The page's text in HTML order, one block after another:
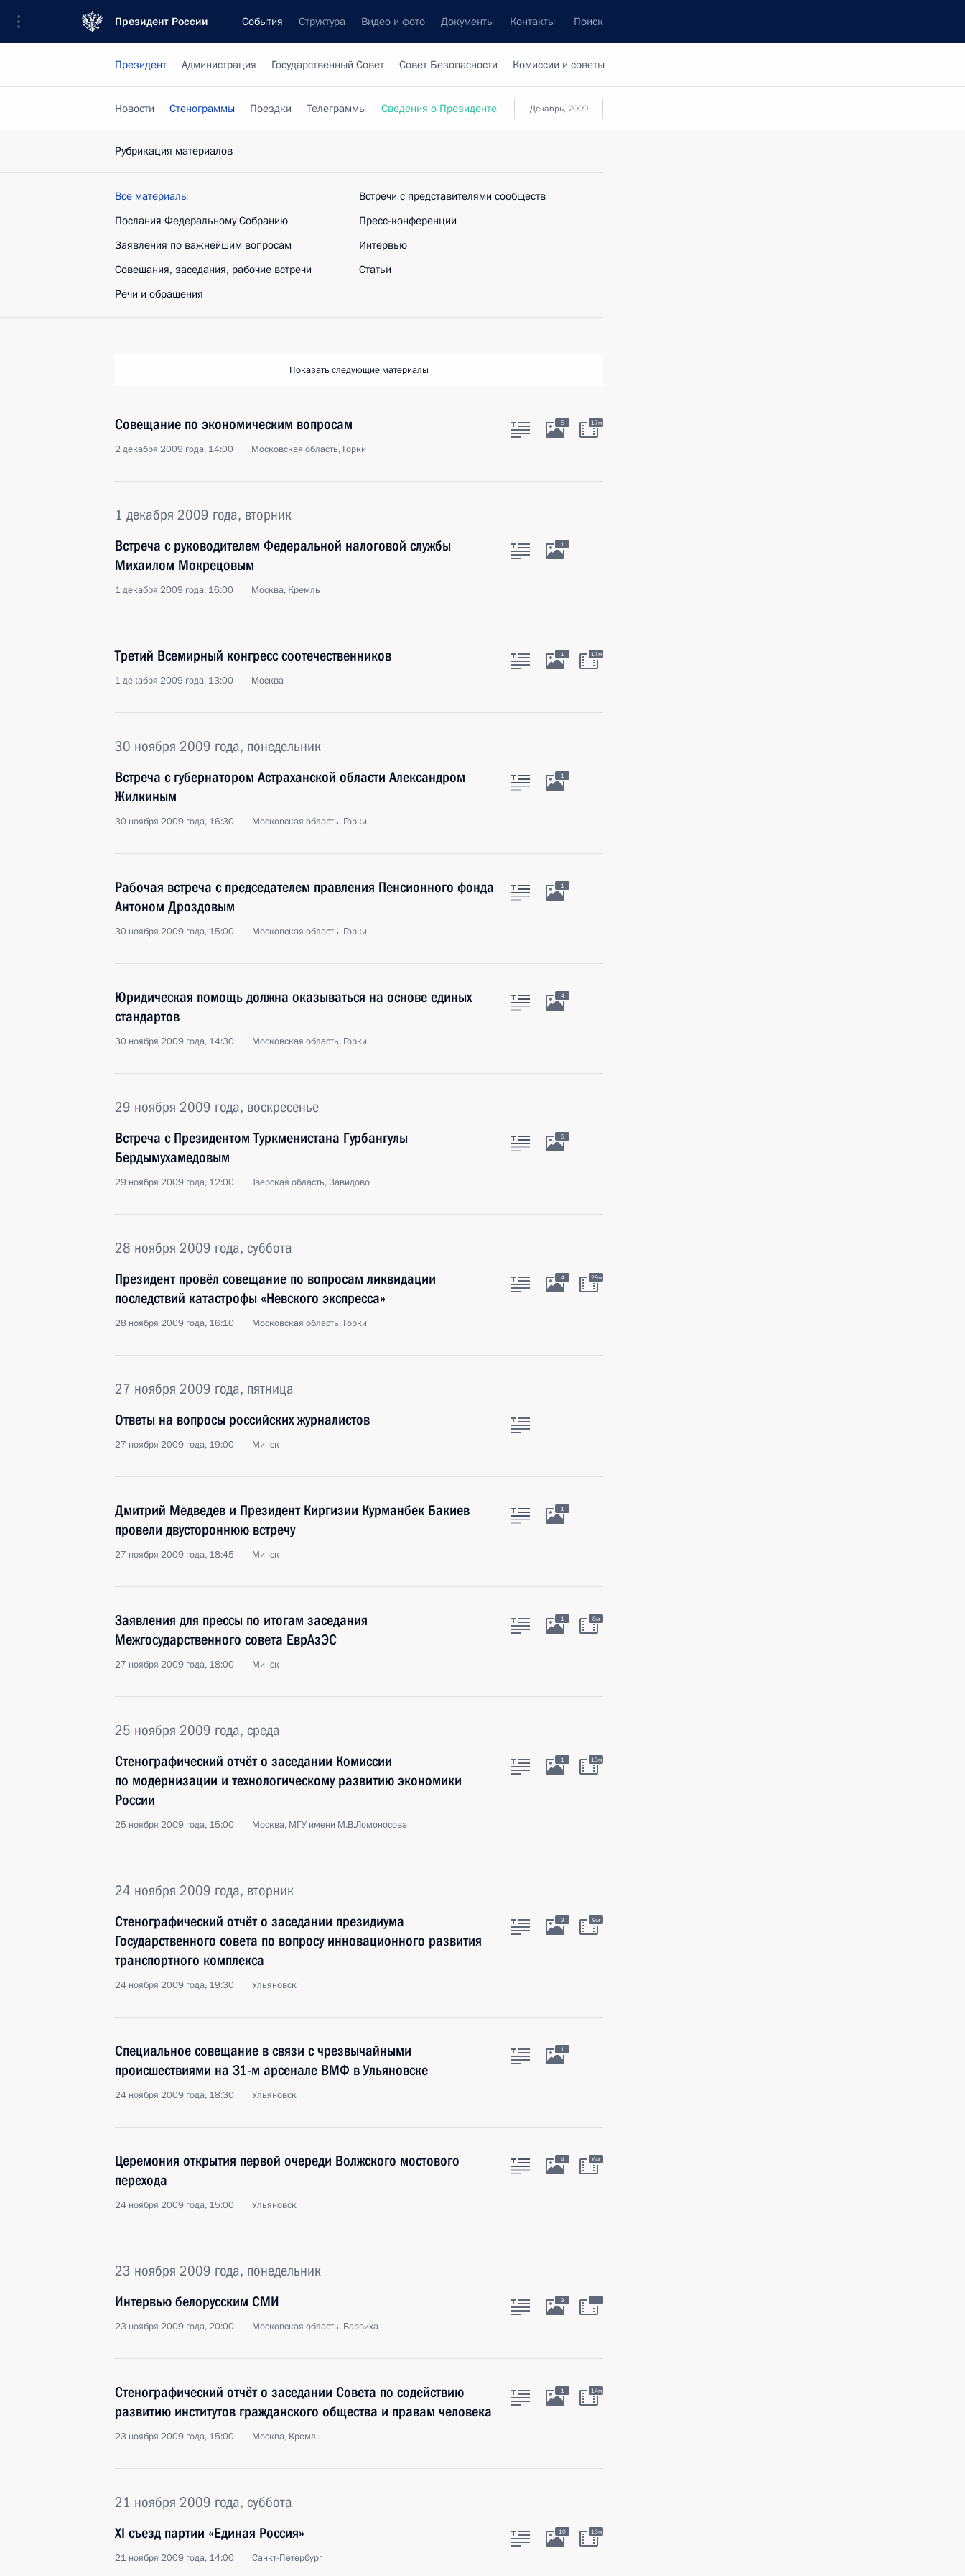
Президент России События Структура Видео и фото Документы Контакты Поиск
Президент Администрация Государственный Совет Совет Безопасности Комиссии и советы
Декабрь, 2009
Новости Стенограммы Поездки Телеграммы Сведения о Президенте
Рубрикация материалов
Все материалы
Послания Федеральному Собранию
Заявления по важнейшим вопросам
Совещания, заседания, рабочие встречи
Речи и обращения
Встречи с представителями сообществ
Пресс-конференции
Интервью
Статьи
Показать следующие материалы
Совещание по экономическим вопросам
2 декабря 2009 года, 14:00 Московская область, Горки
5 17м
1 декабря 2009 года, вторник
Встреча с руководителем Федеральной налоговой службы
Михаилом Мокрецовым
1 декабря 2009 года, 16:00 Москва, Кремль
1
Третий Всемирный конгресс соотечественников
1 декабря 2009 года, 13:00 Москва
1 17м
30 ноября 2009 года, понедельник
Встреча с губернатором Астраханской области Александром
Жилкиным
30 ноября 2009 года, 16:30 Московская область, Горки
1
Рабочая встреча с председателем правления Пенсионного фонда
Антоном Дроздовым
30 ноября 2009 года, 15:00 Московская область, Горки
1
Юридическая помощь должна оказываться на основе единых
стандартов
30 ноября 2009 года, 14:30 Московская область, Горки
4
29 ноября 2009 года, воскресенье
Встреча с Президентом Туркменистана Гурбангулы
Бердымухамедовым
29 ноября 2009 года, 12:00 Тверская область, Завидово
5
28 ноября 2009 года, суббота
Президент провёл совещание по вопросам ликвидации
последствий катастрофы «Невского экспресса»
28 ноября 2009 года, 16:10 Московская область, Горки
4 29м
27 ноября 2009 года, пятница
Ответы на вопросы российских журналистов
27 ноября 2009 года, 19:00 Минск
Дмитрий Медведев и Президент Киргизии Курманбек Бакиев
провели двустороннюю встречу
27 ноября 2009 года, 18:45 Минск
1
Заявления для прессы по итогам заседания
Межгосударственного совета ЕврАзЭС
27 ноября 2009 года, 18:00 Минск
1 8м
25 ноября 2009 года, среда
Стенографический отчёт о заседании Комиссии
по модернизации и технологическому развитию экономики
России
25 ноября 2009 года, 15:00 Москва, МГУ имени М.В.Ломоносова
1 13м
24 ноября 2009 года, вторник
Стенографический отчёт о заседании президиума
Государственного совета по вопросу инновационного развития
транспортного комплекса
24 ноября 2009 года, 19:30 Ульяновск
3 9м
Специальное совещание в связи с чрезвычайными
происшествиями на 31-м арсенале ВМФ в Ульяновске
24 ноября 2009 года, 18:30 Ульяновск
1
Церемония открытия первой очереди Волжского мостового
перехода
24 ноября 2009 года, 15:00 Ульяновск
4 6м
23 ноября 2009 года, понедельник
Интервью белорусским СМИ
23 ноября 2009 года, 20:00 Московская область, Барвиха
3 :
Стенографический отчёт о заседании Совета по содействию
развитию институтов гражданского общества и правам человека
23 ноября 2009 года, 15:00 Москва, Кремль
1 14м
21 ноября 2009 года, суббота
XI съезд партии «Единая Россия»
21 ноября 2009 года, 14:00 Санкт-Петербург
10 13м